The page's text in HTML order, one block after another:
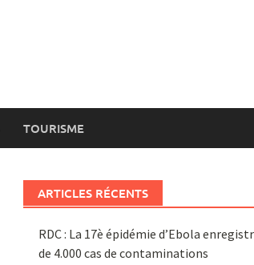
TOURISME
ARTICLES RÉCENTS
RDC : La 17è épidémie d’Ebola
de 4.000 cas de contaminations